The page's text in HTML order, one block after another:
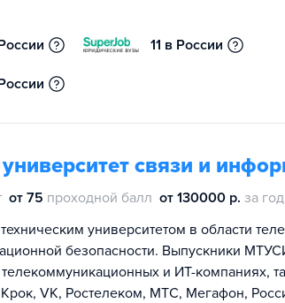
11 в России
связи и
от 75 проходной балл от 130000 р. за год
университетом в области
безопасности. Выпускники
и ИТ-компаниях,
VK, Ростелеком, МТС, Мегафон,